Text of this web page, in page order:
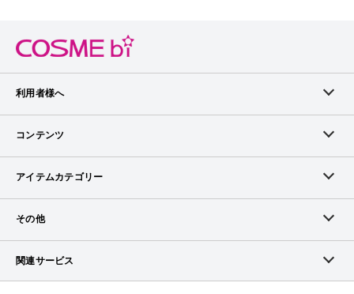
利用者様へ
メンバーログイン
メンバー会員について
アイテム掲載リクエスト
コンテンツ
ランキング
ブランドから探す
ピックアップ特集
アイテムカテゴリー
スキンケア
その他
お問い合わせ（ブランド様）
関連サービス